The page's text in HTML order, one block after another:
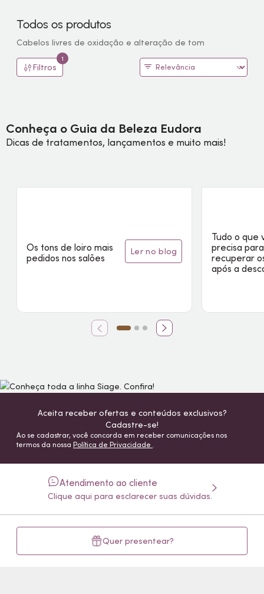
Todos os produtos
Cabelos livres de oxidação e alteração de tom
Filtros
1
Conheça o Guia da Beleza Eudora
Dicas de tratamentos, lançamentos e muito mais!
Os tons de loiro mais
pedidos nos salões
ler no blog
Tudo o que
precisa para
recuperar
após a
Aceita receber ofertas e conteúdos exclusivos?
Cadastre-se!
Ao se cadastrar, você concorda em receber comunicações nos
termos da nossa Política de Privacidade .
Atendimento ao cliente
Clique aqui para esclarecer suas dúvidas.
Quer presentear?